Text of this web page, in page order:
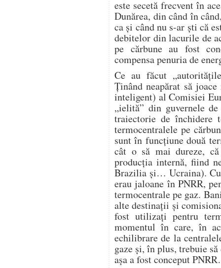
este secetă frecvent în
Dunărea, din când în
ca și când nu s-ar ști că
debitelor din lacurile de
pe cărbune au fost
compensa penuria de
Ce au făcut
Ținând neapărat să
inteligent) al Comisiei
„ielită” din guvernele
traiectorie de închidere
termocentralele pe
sunt în funcțiune două
cât o să mai dureze,
producția internă, fiind
Brazilia și… Ucraina).
erau jaloane în PNRR,
termocentrale pe gaz.
alte destinații și
fost utilizați pentru
momentul în care, în
echilibrare de la
gaze și, în plus, trebuie
așa a fost conceput